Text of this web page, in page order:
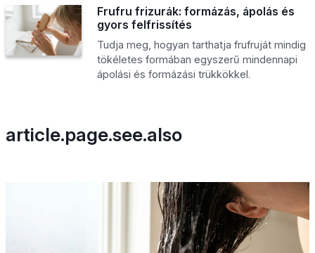
Frufru frizurák: formázás, ápolás és
gyors felfrissítés
Tudja meg, hogyan tarthatja frufruját mindig
tökéletes formában egyszerű mindennapi
ápolási és formázási trükkökkel.
article.page.see.also